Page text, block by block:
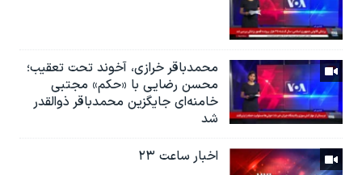
محمدباقر خرازی، آخوند تحت تعقیب؛
محسن رضایی با «حکم» مجتبی
خامنه‌ای جایگزین محمدباقر ذوالقدر
شد
اخبار ساعت ۲۳